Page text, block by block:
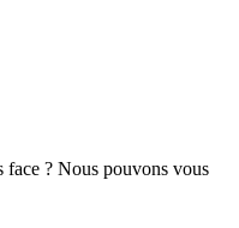
? Nous pouvons vous